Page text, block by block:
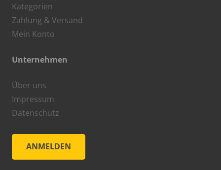
Kategorien
Zahlung & Versand
Mein Konto
Unternehmen
Über uns
Impressum
Datenschutz
ANMELDEN